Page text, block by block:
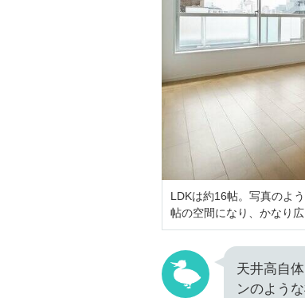
LDKは約16帖。写真のよ
帖の空間になり、かなり
天井高自
ンのよう